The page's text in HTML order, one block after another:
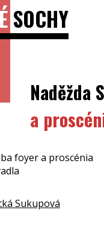
SOCHY
Naděžda
a
foyer a proscénia
Sukupová